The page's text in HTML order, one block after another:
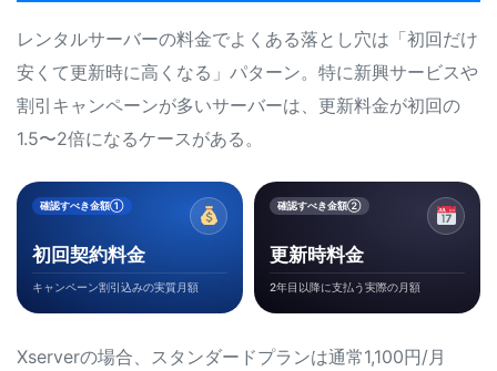
レンタルサーバーの料金でよくある落とし穴は「初回だけ
安くて更新時に高くなる」パターン。特に新興サービスや
割引キャンペーンが多いサーバーは、更新料金が初回の
1.5〜2倍になるケースがある。
確認すべき金額①
初回契約料金
キャンペーン割引込みの実質月額
確認すべき金額②
更新時料金
2年目以降に支払う実際の月額
Xserverの場合、スタンダードプランは通常1,100円/月